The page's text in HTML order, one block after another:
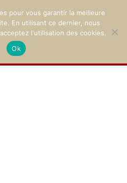
02 47 94 21 15
pour vous garantir la meilleure
En utilisant ce dernier, nous
l'utilisation des cookies.
Ok